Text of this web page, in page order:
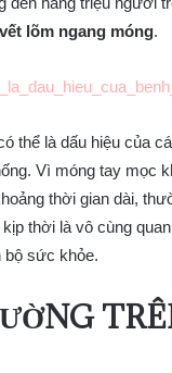
vết lõm ngang móng.
thể là dấu hiệu của
Vì móng tay mọc
thời gian dài,
thời là vô cùng
bộ sức khỏe.